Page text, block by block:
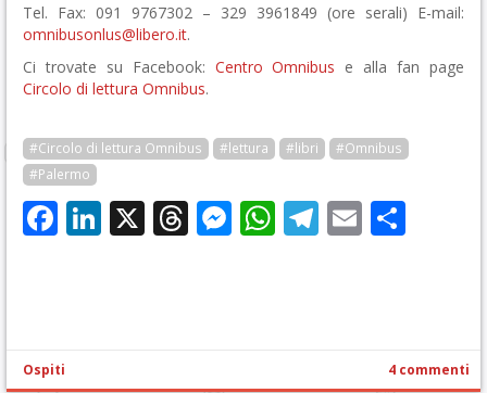
Tel. Fax: 091 9767302 – 329 3961849 (ore serali) E-mail:
omnibusonlus@libero.it.
Ci trovate su Facebook: Centro Omnibus e alla fan page
Circolo di lettura Omnibus.
#Circolo di lettura Omnibus #lettura #libri
#Omnibus
#Palermo
Facebook
LinkedIn
X Threads
Messenger
WhatsApp
Telegram
Email
Ospiti 4 commenti